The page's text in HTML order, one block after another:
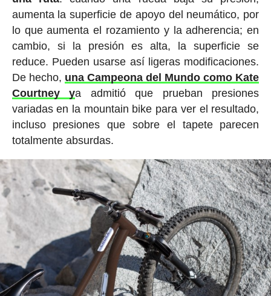
aumenta la superficie de apoyo del neumático, por
lo que aumenta el rozamiento y la adherencia; en
cambio, si la presión es alta, la superficie se
reduce. Pueden usarse así ligeras modificaciones.
De hecho, una Campeona del Mundo como Kate
Courtney ya admitió que prueban presiones
variadas en la mountain bike para ver el resultado,
incluso presiones que sobre el tapete parecen
totalmente absurdas.